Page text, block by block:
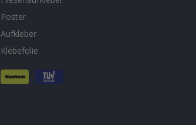
Poster
Aufkleber
Klebefolie